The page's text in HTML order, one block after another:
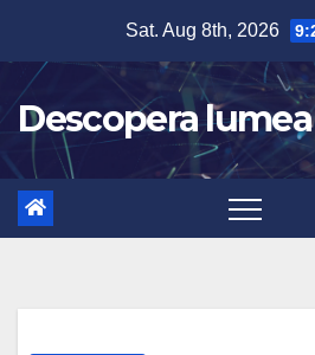
content
Sat. Aug 8th, 2026
Descopera